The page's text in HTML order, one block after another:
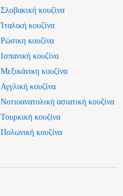
Σλοβακική κουζίνα
Ίταλική κουζίνα
Ρώσικη κουζίνα
Ισπανική κουζίνα
Μεξικάνικη κουζίνα
Αγγλική κουζίνα
Νοτιοανατολική ασιατική κουζίνα
Τουρκική κουζίνα
Πολωνική κουζίνα